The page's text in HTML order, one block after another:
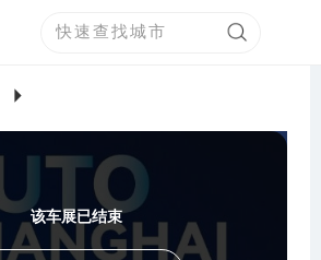
该车展已结束